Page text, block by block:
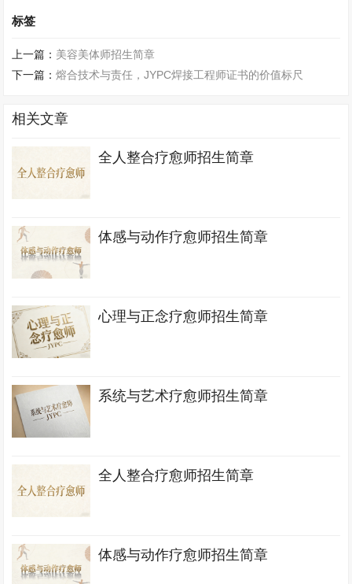
标签
上一篇： 美容美体师招生简章
下一篇：熔合技术与责任，JYPC焊接工程师证书的价值标尺
相关文章
全人整合疗愈师招生简章
体感与动作疗愈师招生简章
心理与正念疗愈师招生简章
系统与艺术疗愈师招生简章
全人整合疗愈师招生简章
体感与动作疗愈师招生简章